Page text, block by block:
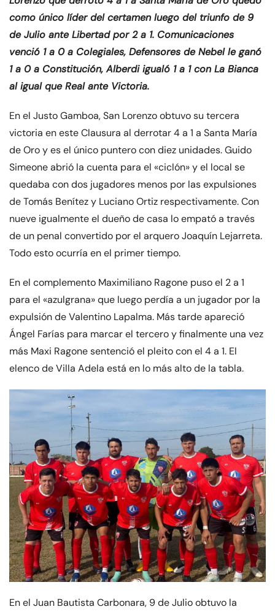
como único líder del certamen luego del triunfo de 9
de Julio ante Libertad por 2 a 1. Comunicaciones
venció 1 a 0 a Colegiales, Defensores de Nebel le ganó
1 a 0 a Constitución, Alberdi igualó 1 a 1 con La Bianca
al igual que Real ante Victoria.
En el Justo Gamboa, San Lorenzo obtuvo su tercera
victoria en este Clausura al derrotar 4 a 1 a Santa María
de Oro y es el único puntero con diez unidades. Guido
Simeone abrió la cuenta para el «ciclón» y el local se
quedaba con dos jugadores menos por las expulsiones
de Tomás Benítez y Luciano Ortiz respectivamente. Con
nueve igualmente el dueño de casa lo empató a través
de un penal convertido por el arquero Joaquín Lejarreta.
Todo esto ocurría en el primer tiempo.
En el complemento Maximiliano Ragone puso el 2 a 1
para el «azulgrana» que luego perdía a un jugador por la
expulsión de Valentino Lapalma. Más tarde apareció
Ángel Farías para marcar el tercero y finalmente una vez
más Maxi Ragone sentenció el pleito con el 4 a 1. El
elenco de Villa Adela está en lo más alto de la tabla.
En el Juan Bautista Carbonara, 9 de Julio obtuvo la